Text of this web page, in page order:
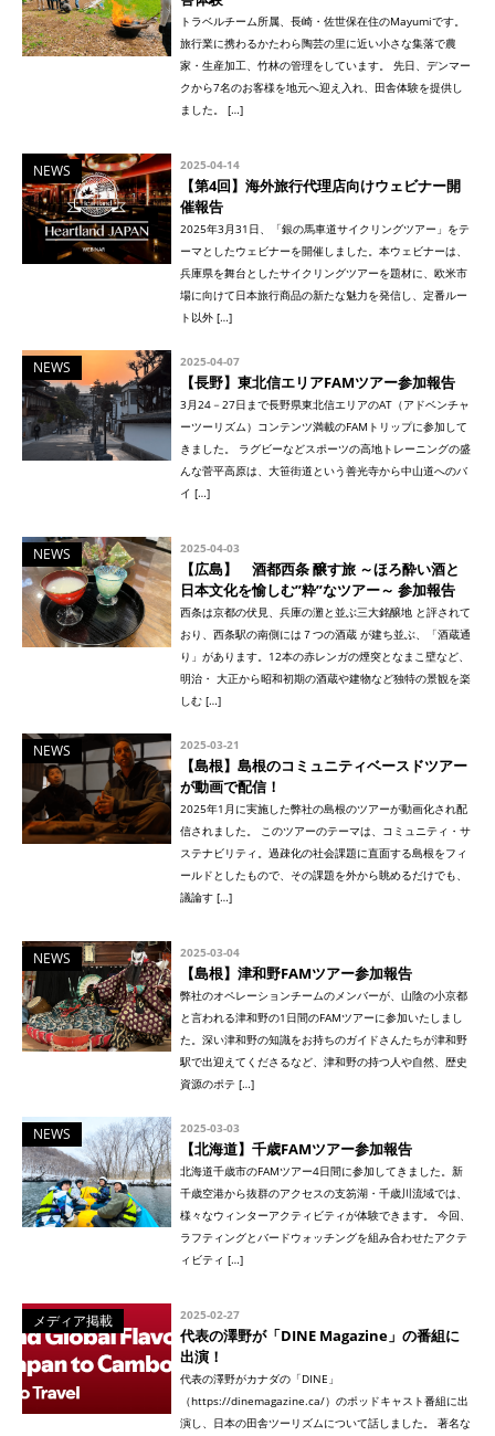
トラベルチーム所属、長崎・佐世保在住のMayumiです。
旅行業に携わるかたわら陶芸の里に近い小さな集落で農
家・生産加工、竹林の管理をしています。 先日、デンマー
クから7名のお客様を地元へ迎え入れ、田舎体験を提供し
ました。 […]
NEWS 2025-04-14
【第4回】海外旅行代理店向けウェビナー開
催報告
2025年3月31日、「銀の馬車道サイクリングツアー」をテ
ーマとしたウェビナーを開催しました。本ウェビナーは、
兵庫県を舞台としたサイクリングツアーを題材に、欧米市
場に向けて日本旅行商品の新たな魅力を発信し、定番ルー
ト以外 […]
NEWS 2025-04-07
【長野】東北信エリアFAMツアー参加報告
3月24－27日まで長野県東北信エリアのAT（アドベンチャ
ーツーリズム）コンテンツ満載のFAMトリップに参加して
きました。 ラグビーなどスポーツの高地トレーニングの盛
んな菅平高原は、大笹街道という善光寺から中山道へのバ
イ […]
NEWS 2025-04-03
【広島】 酒都西条 醸す旅 ～ほろ酔い酒と
日本文化を愉しむ”粋”なツアー～ 参加報告
西条は京都の伏見、兵庫の灘と並ぶ三大銘醸地 と評されて
おり、西条駅の南側には７つの酒蔵 が建ち並ぶ、「酒蔵通
り」があります。12本の赤レンガの煙突となまこ壁など、
明治・ 大正から昭和初期の酒蔵や建物など独特の景観を楽
しむ […]
NEWS 2025-03-21
【島根】島根のコミュニティベースドツアー
が動画で配信！
2025年1月に実施した弊社の島根のツアーが動画化され配
信されました。 このツアーのテーマは、コミュニティ・サ
ステナビリティ。過疎化の社会課題に直面する島根をフィ
ールドとしたもので、その課題を外から眺めるだけでも、
議論す […]
NEWS 2025-03-04
【島根】津和野FAMツアー参加報告
弊社のオペレーションチームのメンバーが、山陰の小京都
と言われる津和野の1日間のFAMツアーに参加いたしまし
た。深い津和野の知識をお持ちのガイドさんたちが津和野
駅で出迎えてくださるなど、津和野の持つ人や自然、歴史
資源のポテ […]
NEWS 2025-03-03
【北海道】千歳FAMツアー参加報告
北海道千歳市のFAMツアー4日間に参加してきました。新
千歳空港から抜群のアクセスの支笏湖・千歳川流域では、
様々なウィンターアクティビティが体験できます。 今回、
ラフティングとバードウォッチングを組み合わせたアクテ
ィビティ […]
メディア掲載 2025-02-27
代表の澤野が「DINE Magazine」の番組に
出演！
代表の澤野がカナダの「DINE」
（https://dinemagazine.ca/）のポッドキャスト番組に出
演し、日本の田舎ツーリズムについて話しました。 著名な